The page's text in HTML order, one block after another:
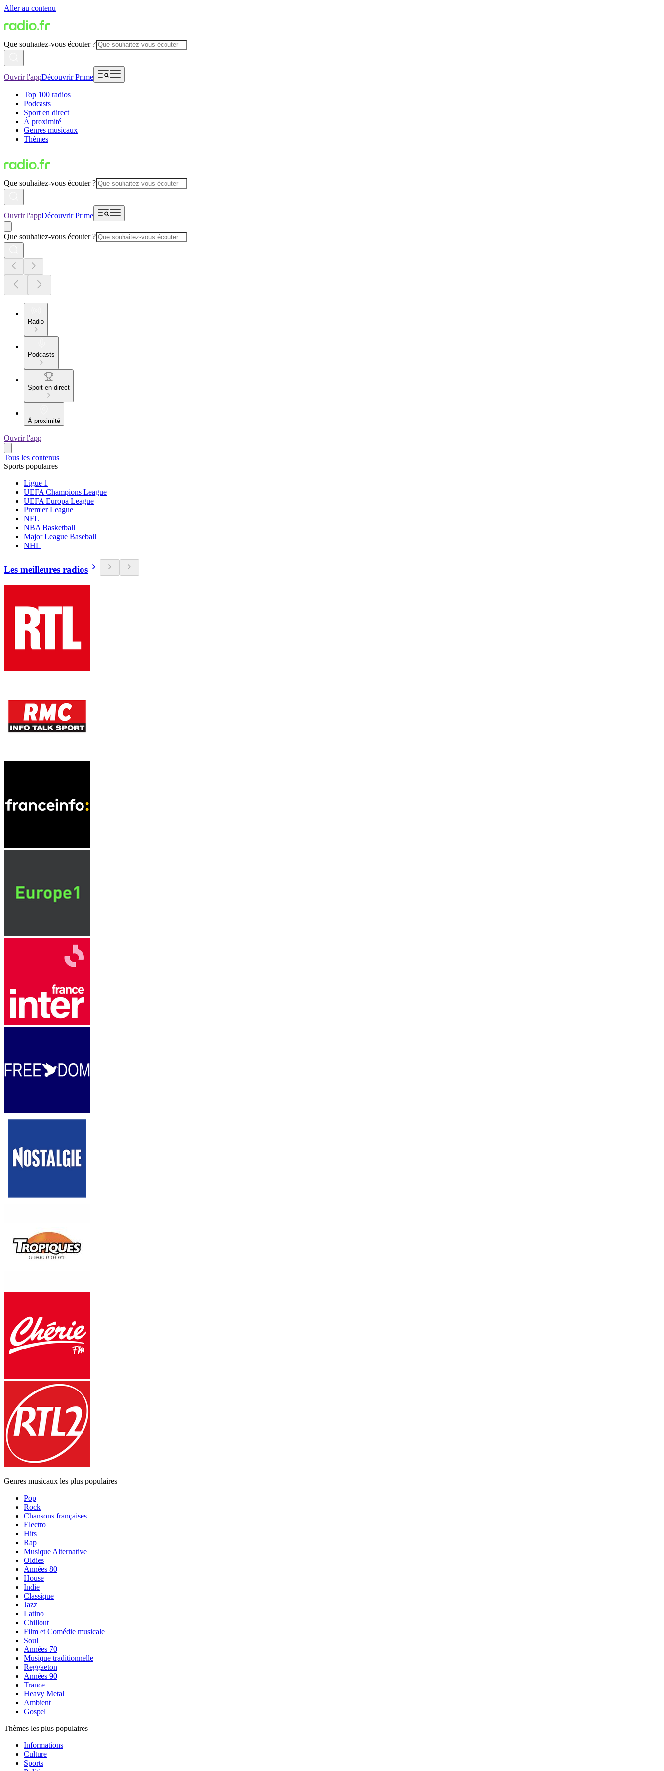
Aller au contenu
Que souhaitez-vous écouter ?
Ouvrir l'appDécouvrir Prime
Top 100 radios
Podcasts
Sport en direct
À proximité
Genres musicaux
Thèmes
Que souhaitez-vous écouter ?
Ouvrir l'appDécouvrir Prime
Que souhaitez-vous écouter ?
Radio
Podcasts
Sport en direct
À proximité
Ouvrir l'app
Tous les contenus
Sports populaires
Ligue 1
UEFA Champions League
UEFA Europa League
Premier League
NFL
NBA Basketball
Major League Baseball
NHL
Les meilleures radios
Genres musicaux les plus populaires
Pop
Rock
Chansons françaises
Electro
Hits
Rap
Musique Alternative
Oldies
Années 80
House
Indie
Classique
Jazz
Latino
Chillout
Film et Comédie musicale
Soul
Années 70
Musique traditionnelle
Reggaeton
Années 90
Trance
Heavy Metal
Ambient
Gospel
Thèmes les plus populaires
Informations
Culture
Sports